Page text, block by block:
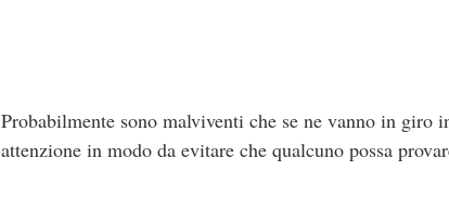
Probabilmente sono malviventi che se ne vanno in giro
attenzione in modo da evitare che qualcuno possa